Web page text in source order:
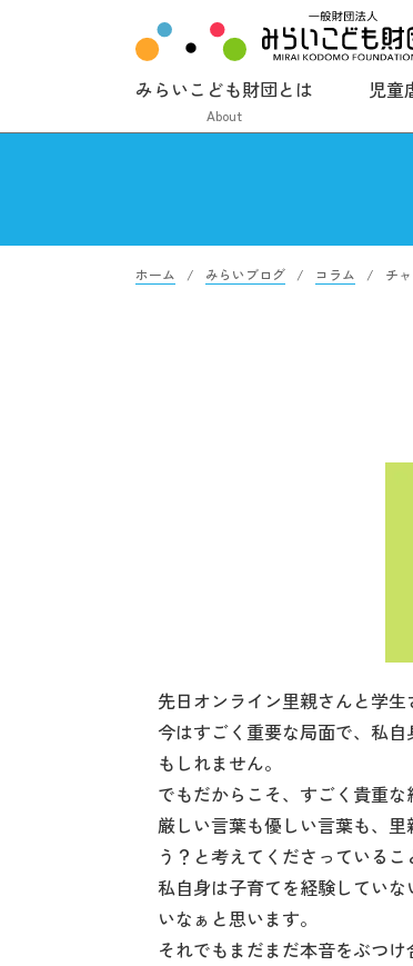
みらいこども財団とは
About
児童
ホーム みらいブログ コラム チ
先日オンライン里親さんと学生
今はすごく重要な局面で、私
もしれません。
でもだからこそ、すごく貴重な
厳しい言葉も優しい言葉も、
う？と考えてくださっているこ
私自身は子育てを経験してい
いなぁと思います。
それでもまだまだ本音をぶつけ